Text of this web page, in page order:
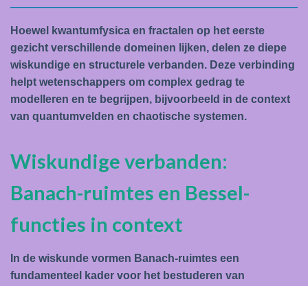
Hoewel kwantumfysica en fractalen op het eerste
gezicht verschillende domeinen lijken, delen ze diepe
wiskundige en structurele verbanden. Deze verbinding
helpt wetenschappers om complex gedrag te
modelleren en te begrijpen, bijvoorbeeld in de context
van quantumvelden en chaotische systemen.
Wiskundige verbanden:
Banach-ruimtes en Bessel-
functies in context
In de wiskunde vormen Banach-ruimtes een
fundamenteel kader voor het bestuderen van